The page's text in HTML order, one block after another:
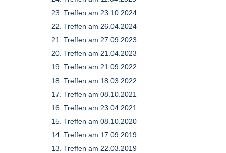
23. Treffen am 23.10.2024
22. Treffen am 26.04.2024
21. Treffen am 27.09.2023
20. Treffen am 21.04.2023
19. Treffen am 21.09.2022
18. Treffen am 18.03.2022
17. Treffen am 08.10.2021
16. Treffen am 23.04.2021
15. Treffen am 08.10.2020
14. Treffen am 17.09.2019
13. Treffen am 22.03.2019